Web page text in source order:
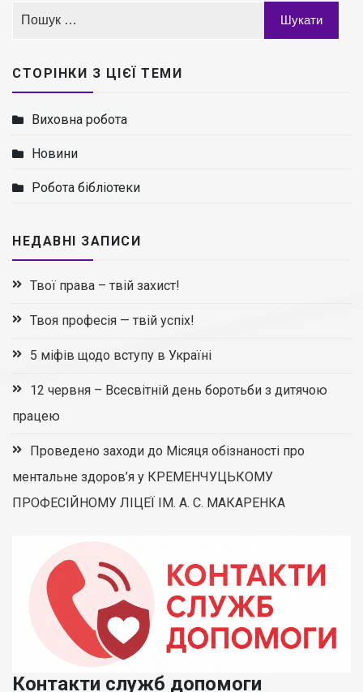
СТОРІНКИ З ЦІЄЇ ТЕМИ
Виховна робота
Новини
Робота бібліотеки
НЕДАВНІ ЗАПИСИ
Твої права – твій захист!
Твоя професія — твій успіх!
5 міфів щодо вступу в Україні
12 червня – Всесвітній день боротьби з дитячою
працею
Проведено заходи до Місяця обізнаності про
ментальне здоров’я у КРЕМЕНЧУЦЬКОМУ
ПРОФЕСІЙНОМУ ЛІЦЕЇ ІМ. А. С. МАКАРЕНКА
Контакти служб допомоги